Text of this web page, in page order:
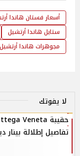
أسعار فستان هاندا
ستايل هاندا أرتشيل
مجوهرات هاندا أرتشيل
لا يفوتك
تفاصيل إطلالة بينار